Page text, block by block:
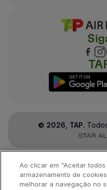
Definições de cookies
Voos Funchal
Voos Nova Iorque
Voos Rio de Janeiro
© 2026 , TAP.
Ao clicar em "Aceitar
armazenamento de
melhorar a navegação no